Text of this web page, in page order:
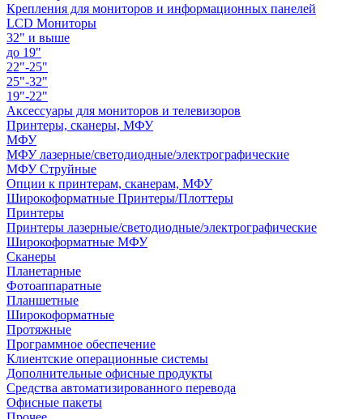
Крепления для мониторов и информационных панелей
LCD Мониторы
32" и выше
до 19"
22"-25"
25"-32"
19"-22"
Аксессуары для мониторов и телевизоров
Принтеры, сканеры, МФУ
МФУ
МФУ лазерные/светодиодные/электрографические
МФУ Струйные
Опции к принтерам, сканерам, МФУ
Широкоформатные Принтеры/Плоттеры
Принтеры
Принтеры лазерные/светодиодные/электрографические
Широкоформатные МФУ
Сканеры
Планетарные
Фотоаппаратные
Планшетные
Широкоформатные
Протяжные
Программное обеспечение
Клиентские операционные системы
Дополнительные офисные продукты
Средства автоматизированного перевода
Офисные пакеты